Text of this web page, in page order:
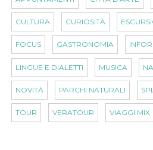
CULTURA CURIOSITÀ
FOCUS GASTRONOMIA
LINGUE E DIALETTI MUSICA
NOVITÀ PARCHI NATURALI
TOUR VERATOUR VIAGGI MIX